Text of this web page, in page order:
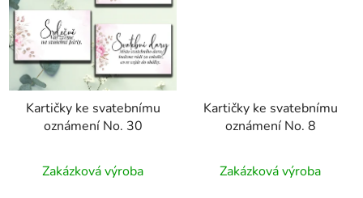
Kartičky ke svatebnímu
oznámení No. 30
Zakázková výroba
Kartičky ke svatebnímu
oznámení No. 8
Zakázková výroba